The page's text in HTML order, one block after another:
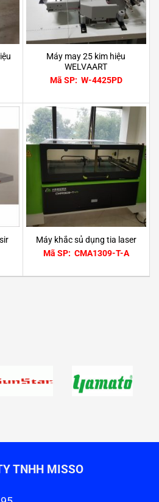
Máy may 25 kim hiệu
WELVAART
Mã SP: W-4425PD
Máy khắc sủ dụng tia laser
Mã SP: CMA1309-T-A
TNHH MISSO